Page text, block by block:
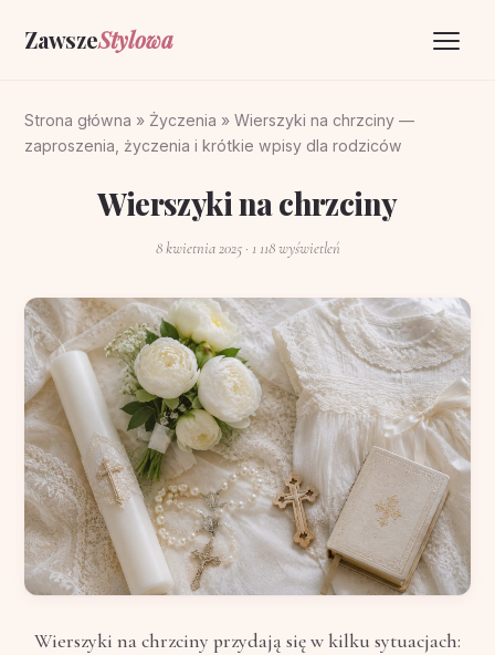
ZawszeStylowa
Życzenia
O portalu
Strona główna » Życzenia » Wierszyki na chrzciny —
zaproszenia, życzenia i krótkie wpisy dla rodziców
Wierszyki na chrzciny
8 kwietnia 2025· 1 118 wyświetleń
Wierszyki na chrzciny przydają się w kilku sytuacjach: